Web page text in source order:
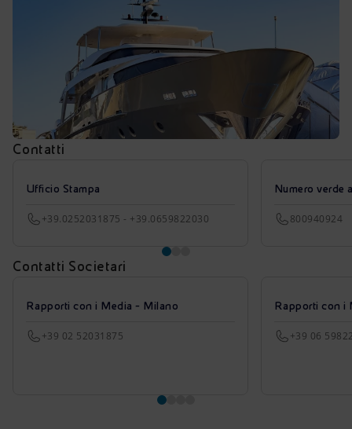
Contatti
Ufficio Stampa
+39.0252031875 - +39.0659822030
Numero verde
800940924
Contatti Societari
Rapporti con i Media - Milano
+39 02 52031875
Rapporti con i
+39 06